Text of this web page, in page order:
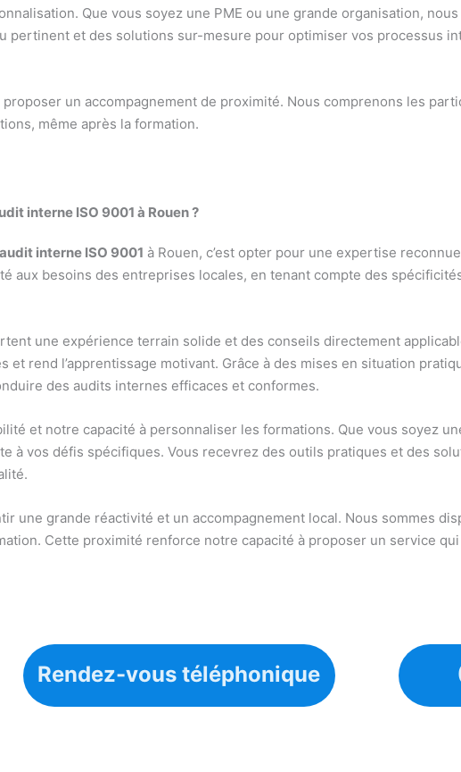
Que vous soyez une PME ou une grande organisation,
pertinent et des solutions sur-mesure pour optimiser vos processus
un accompagnement de proximité. Nous comprenons les
même après la formation.
interne ISO 9001 à Rouen ?
interne ISO 9001 à Rouen, c’est opter pour une expertise
aux besoins des entreprises locales, en tenant compte des
une expérience terrain solide et des conseils directement
et rend l’apprentissage motivant. Grâce à des mises en situation
des audits internes efficaces et conformes.
et notre capacité à personnaliser les formations. Que vous soyez
à vos défis spécifiques. Vous recevrez des outils pratiques et des
une grande réactivité et un accompagnement local. Nous sommes
Cette proximité renforce notre capacité à proposer un service
Rendez-vous téléphonique